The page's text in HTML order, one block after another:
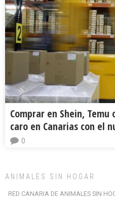
Comprar en Shein, Temu
caro en Canarias con el
0
ANIMALES SIN HOGAR
RED CANARIA DE ANIMALES SIN